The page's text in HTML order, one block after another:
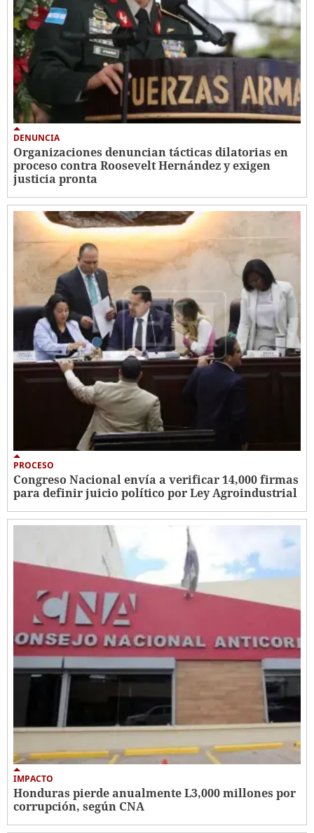
DENUNCIA
Organizaciones denuncian tácticas dilatorias en
proceso contra Roosevelt Hernández y exigen
justicia pronta
PROCESO
Congreso Nacional envía a verificar 14,000 firmas
para definir juicio político por Ley Agroindustrial
IMPACTO
Honduras pierde anualmente L3,000 millones por
corrupción, según CNA